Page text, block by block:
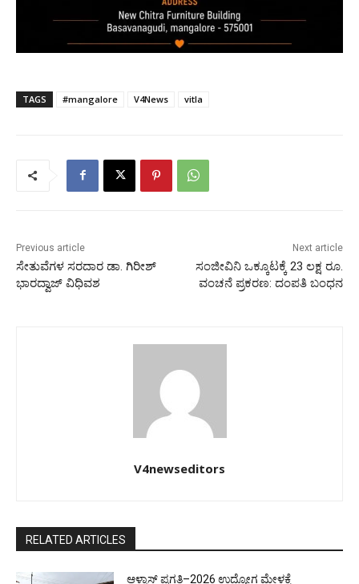
TAGS #mangalore V4News vitla
Previous article
ಸೇತುವೆಗಳ ಸರದಾರ ಡಾ. ಗಿರೀಶ್
ಭಾರದ್ವಾಜ್ ವಿಧಿವಶ
Next article
ಸಂಜೀವಿನಿ ಒಕ್ಕೂಟಕ್ಕೆ 23 ಲಕ್ಷ ರೂ.
ವಂಚನೆ ಪ್ರಕರಣ: ದಂಪತಿ ಬಂಧನ
V4newseditors
RELATED ARTICLES
ಆಳ್ವಾಸ್ ಪ್ರಗತಿ–2026 ಉದ್ಯೋಗ ಮೇಳಕ್ಕೆ